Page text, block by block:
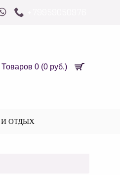
Товаров 0 (0 руб.)
ОТДЫХ